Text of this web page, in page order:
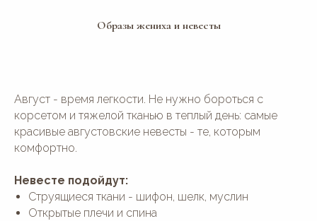
Образы жениха и невесты
Август - время легкости. Не нужно бороться с
корсетом и тяжелой тканью в теплый день: самые
красивые августовские невесты - те, которым
комфортно.
Невесте подойдут:
Струящиеся ткани - шифон, шелк, муслин
Открытые плечи и спина